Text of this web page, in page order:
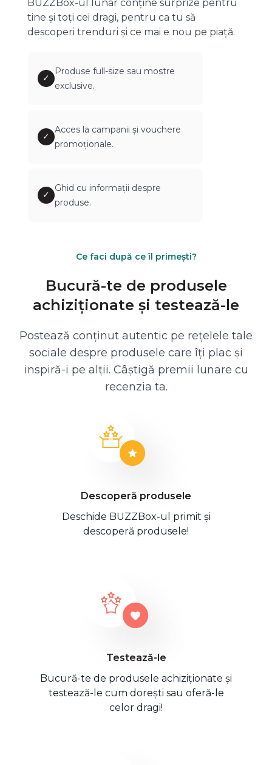
BUZZBox-ul lunar conține surprize pentru
tine și toți cei dragi, pentru ca tu să
descoperi trenduri și ce mai e nou pe piață.
✓
Produse full-size sau mostre
exclusive.
✓
Acces la campanii și vouchere
promoționale.
✓
Ghid cu informații despre
produse.
Ce faci după ce îl primești?
Bucură-te de produsele
achiziționate și testează-le
Postează conținut autentic pe rețelele tale
sociale despre produsele care îți plac și
inspiră-i pe alții. Câștigă premii lunare cu
recenzia ta.
Descoperă produsele
Deschide BUZZBox-ul primit și
descoperă produsele!
Testează-le
Bucură-te de produsele achiziționate și
testează-le cum dorești sau oferă-le
celor dragi!